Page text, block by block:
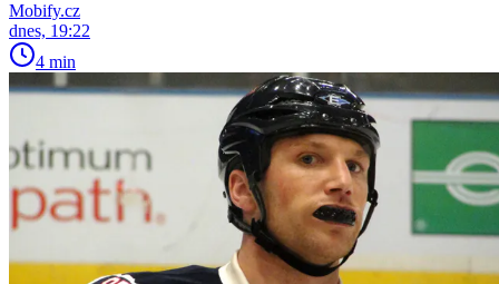
Mobify.cz
dnes, 19:22
4 min